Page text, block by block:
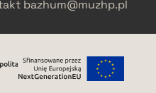
bazhum@muzhp.pl